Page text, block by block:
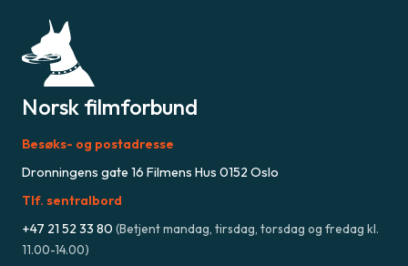
Norsk filmforbund
Besøks- og postadresse
Dronningens gate 16 Filmens Hus 0152 Oslo
Tlf. sentralbord
+47 21 52 33 80 (Betjent mandag, tirsdag, torsdag og fredag kl.
11.00-14.00)